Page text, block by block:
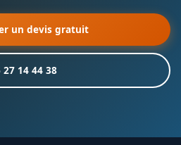
un devis gratuit
27 14 44 38